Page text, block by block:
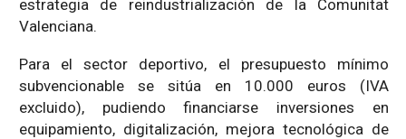
estrategia de reindustrialización de la Comunitat
Valenciana.
Para el sector deportivo, el presupuesto mínimo
subvencionable se sitúa en 10.000 euros (IVA
excluido), pudiendo financiarse inversiones en
equipamiento, digitalización, mejora tecnológica de